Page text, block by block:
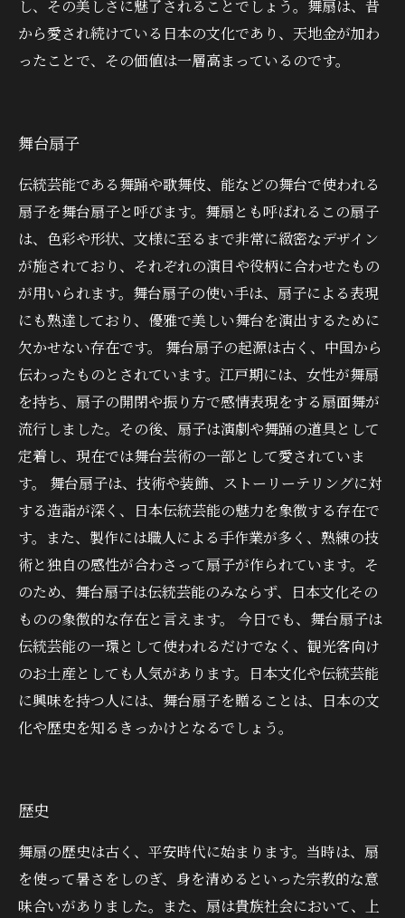
し、その美しさに魅了されることでしょう。舞扇は、昔
から愛され続けている日本の文化であり、天地金が加わ
ったことで、その価値は一層高まっているのです。
舞台扇子
伝統芸能である舞踊や歌舞伎、能などの舞台で使われる
扇子を舞台扇子と呼びます。舞扇とも呼ばれるこの扇子
は、色彩や形状、文様に至るまで非常に緻密なデザイン
が施されており、それぞれの演目や役柄に合わせたもの
が用いられます。舞台扇子の使い手は、扇子による表現
にも熟達しており、優雅で美しい舞台を演出するために
欠かせない存在です。 舞台扇子の起源は古く、中国から
伝わったものとされています。江戸期には、女性が舞扇
を持ち、扇子の開閉や振り方で感情表現をする扇面舞が
流行しました。その後、扇子は演劇や舞踊の道具として
定着し、現在では舞台芸術の一部として愛されていま
す。 舞台扇子は、技術や装飾、ストーリーテリングに対
する造詣が深く、日本伝統芸能の魅力を象徴する存在で
す。また、製作には職人による手作業が多く、熟練の技
術と独自の感性が合わさって扇子が作られています。そ
のため、舞台扇子は伝統芸能のみならず、日本文化その
ものの象徴的な存在と言えます。 今日でも、舞台扇子は
伝統芸能の一環として使われるだけでなく、観光客向け
のお土産としても人気があります。日本文化や伝統芸能
に興味を持つ人には、舞台扇子を贈ることは、日本の文
化や歴史を知るきっかけとなるでしょう。
歴史
舞扇の歴史は古く、平安時代に始まります。当時は、扇
を使って暑さをしのぎ、身を清めるといった宗教的な意
味合いがありました。また、扇は貴族社会において、上